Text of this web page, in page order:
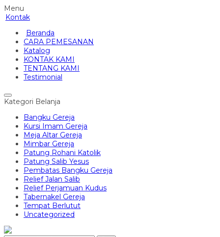
Menu
Kontak
Beranda
CARA PEMESANAN
Katalog
KONTAK KAMI
TENTANG KAMI
Testimonial
Kategori Belanja
Bangku Gereja
Kursi Imam Gereja
Meja Altar Gereja
Mimbar Gereja
Patung Rohani Katolik
Patung Salib Yesus
Pembatas Bangku Gereja
Relief Jalan Salib
Relief Perjamuan Kudus
Tabernakel Gereja
Tempat Berlutut
Uncategorized